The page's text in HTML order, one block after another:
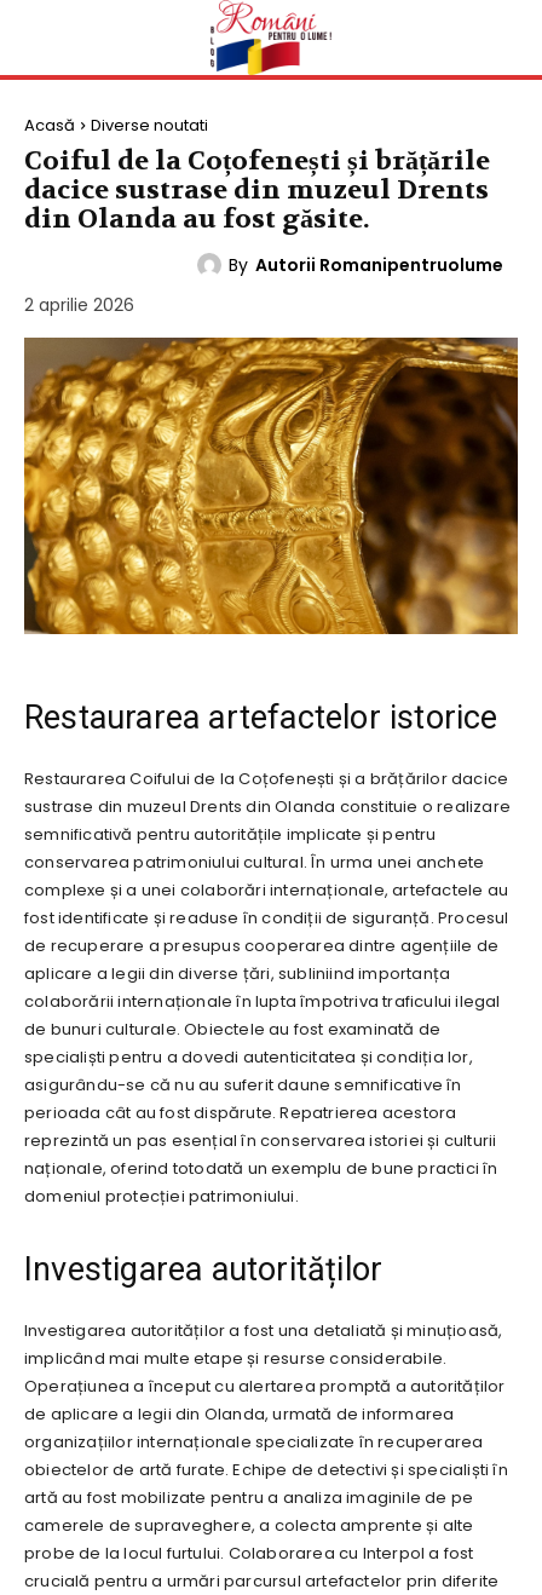
Acasă Diverse noutati
Coiful de la Coțofenești și brățările
dacice sustrase din muzeul Drents
din Olanda au fost găsite.
By Autorii Romanipentruolume
2 aprilie 2026
Restaurarea artefactelor istorice
Restaurarea Coifului de la Coțofenești și a brățărilor dacice
sustrase din muzeul Drents din Olanda constituie o realizare
semnificativă pentru autoritățile implicate și pentru
conservarea patrimoniului cultural. În urma unei anchete
complexe și a unei colaborări internaționale, artefactele au
fost identificate și readuse în condiții de siguranță. Procesul
de recuperare a presupus cooperarea dintre agențiile de
aplicare a legii din diverse țări, subliniind importanța
colaborării internaționale în lupta împotriva traficului ilegal
de bunuri culturale. Obiectele au fost examinată de
specialiști pentru a dovedi autenticitatea și condiția lor,
asigurându-se că nu au suferit daune semnificative în
perioada cât au fost dispărute. Repatrierea acestora
reprezintă un pas esențial în conservarea istoriei și culturii
naționale, oferind totodată un exemplu de bune practici în
domeniul protecției patrimoniului.
Investigarea autorităților
Investigarea autorităților a fost una detaliată și minuțioasă,
implicând mai multe etape și resurse considerabile.
Operațiunea a început cu alertarea promptă a autorităților
de aplicare a legii din Olanda, urmată de informarea
organizațiilor internaționale specializate în recuperarea
obiectelor de artă furate. Echipe de detectivi și specialiști în
artă au fost mobilizate pentru a analiza imaginile de pe
camerele de supraveghere, a colecta amprente și alte
probe de la locul furtului. Colaborarea cu Interpol a fost
crucială pentru a urmări parcursul artefactelor prin diferite